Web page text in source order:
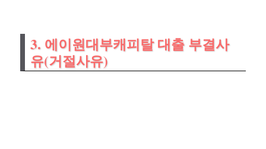
3. 에이원대부캐피탈 대출 부결사
유(거절사유)